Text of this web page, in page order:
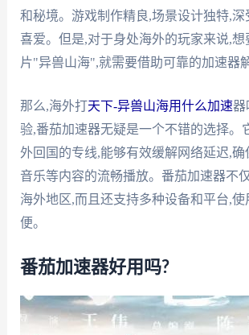
和秘境。游戏制作精良,场景设计独特,深
喜爱。但是,对于身处海外的玩家来说,想
片"异兽山海",就需要借助可靠的加速器
那么,海外打天下-异兽山海用什么加速器
验,番茄加速器无疑是一个不错的选择。
外回国的专线,能够有效缓解网络延迟,确
音乐等内容的流畅播放。番茄加速器不
海外地区,而且还支持多种设备和平台,使
便。
番茄加速器好用吗?